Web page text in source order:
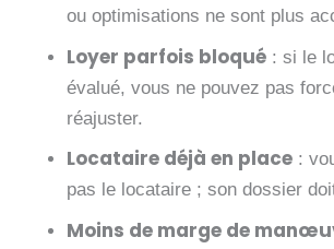
ou optimisations ne sont plus
Loyer parfois bloqué : si le
évalué, vous ne pouvez pas
réajuster.
Locataire déjà en place :
pas le locataire ; son dossier
Moins de marge de